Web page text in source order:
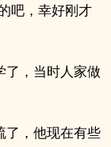
吧，幸好刚才
了，当时人家做
了，他现在有些